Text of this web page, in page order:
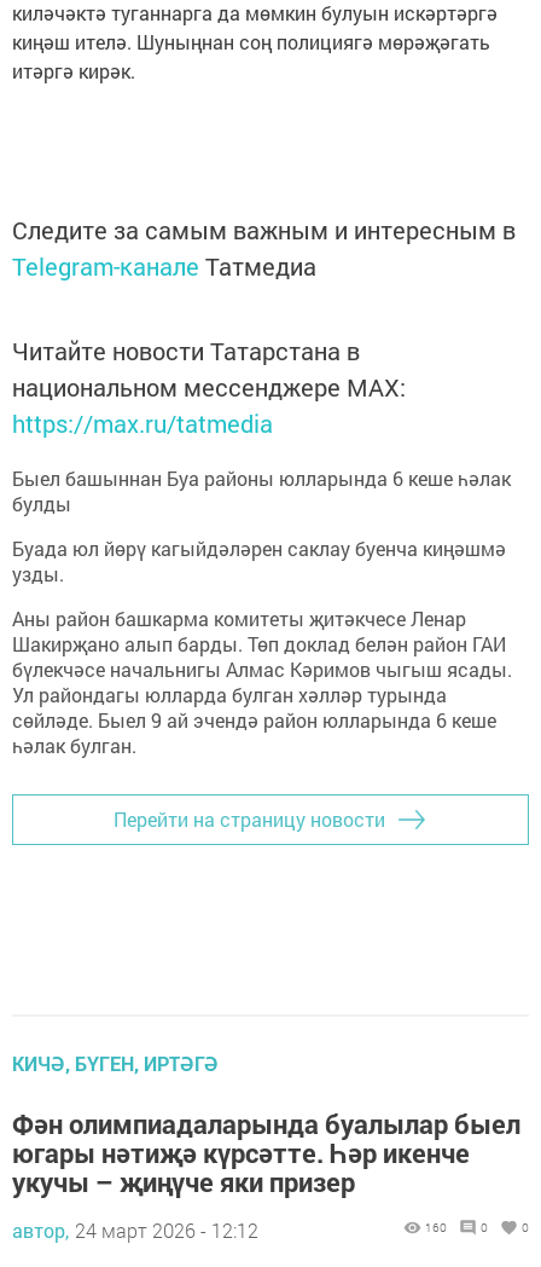
киләчәктә туганнарга да мөмкин булуын искәртәргә
киңәш ителә. Шуныңнан соң полициягә мөрәҗәгать
итәргә кирәк.
Следите за самым важным и интересным в
Telegram-канале Татмедиа
Читайте новости Татарстана в
национальном мессенджере MАХ:
https://max.ru/tatmedia
Быел башыннан Буа районы юлларында 6 кеше һәлак
булды
Буада юл йөрү кагыйдәләрен саклау буенча киңәшмә
узды.
Аны район башкарма комитеты җитәкчесе Ленар
Шакирҗано алып барды. Төп доклад белән район ГАИ
бүлекчәсе начальнигы Алмас Кәримов чыгыш ясады.
Ул райондагы юлларда булган хәлләр турында
сөйләде. Быел 9 ай эчендә район юлларында 6 кеше
һәлак булган.
Перейти на страницу новости
КИЧӘ, БҮГЕН, ИРТӘГӘ
Фән олимпиадаларында буалылар быел
югары нәтиҗә күрсәтте. Һәр икенче
укучы – җиңүче яки призер
автор, 24 март 2026 - 12:12 160 0 0